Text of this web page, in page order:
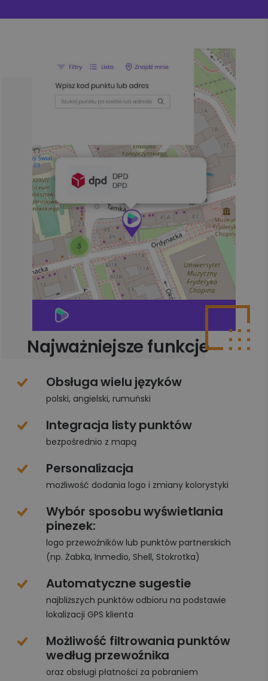
Najważniejsze funkcje
Obsługa wielu języków
polski, angielski, rumuński
Integracja listy punktów
bezpośrednio z mapą
Personalizacja
możliwość dodania logo i zmiany kolorystyki
Wybór sposobu wyświetlania
pinezek:
logo przewoźników lub punktów partnerskich
(np. Żabka, Inmedio, Shell, Stokrotka)
Automatyczne sugestie
najbliższych punktów odbioru na podstawie
lokalizacji GPS klienta
Możliwość filtrowania punktów
według przewoźnika
oraz obsługi płatności za pobraniem